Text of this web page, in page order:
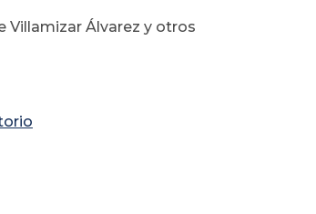
Villamizar Álvarez y otros